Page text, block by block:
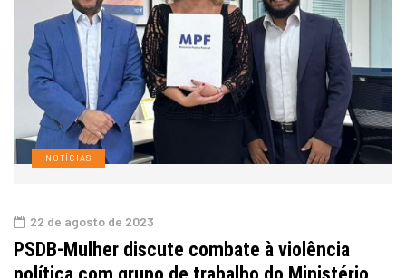
NOTÍCIAS
22 de agosto de 2023
PSDB-Mulher discute combate à violência